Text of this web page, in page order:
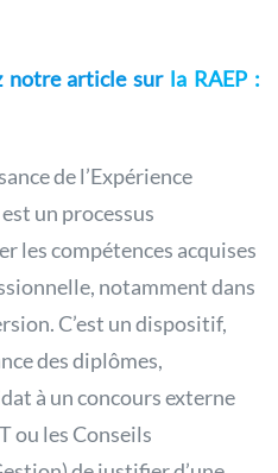
notre article sur la RAEP :
de l’Expérience
un processus
les compétences acquises
notamment dans
C’est un dispositif,
des diplômes,
à un concours externe
ou les Conseils